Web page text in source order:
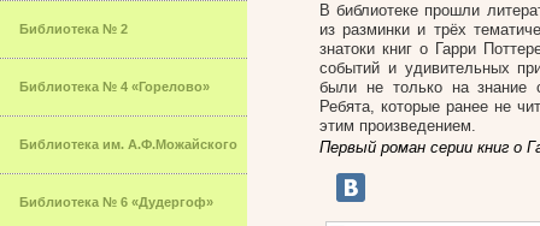
Библиотека № 2
Библиотека № 4 «Горелово»
Библиотека им. А.Ф.Можайского
Библиотека № 6 «Дудергоф»
В библиотеке прошли
из разминки и трёх
знатоки книг о Гарри
событий и удивительных
были не только на знание
Ребята, которые ранее не
этим произведением.
Первый роман серии книг о